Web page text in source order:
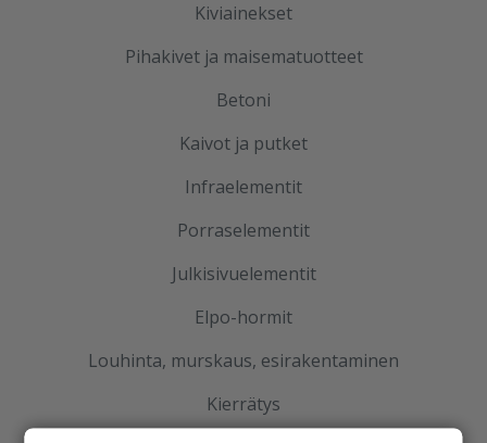
Kiviainekset
Pihakivet ja maisematuotteet
Betoni
Kaivot ja putket
Infraelementit
Porraselementit
Julkisivuelementit
Elpo-hormit
Louhinta, murskaus, esirakentaminen
Kierrätys